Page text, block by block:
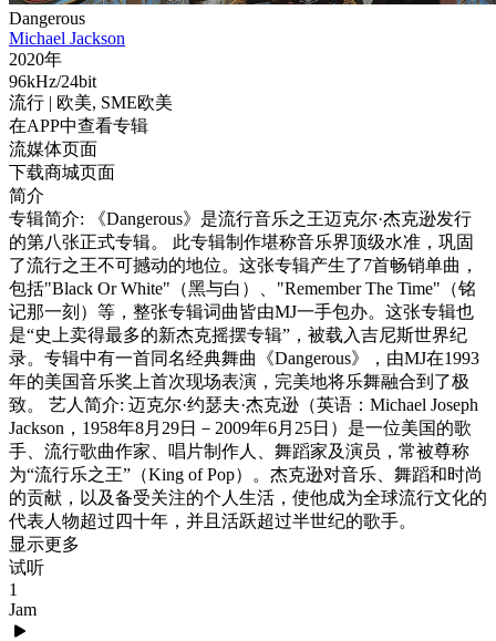
Dangerous
Michael Jackson
2020年
96kHz/24bit
流行 | 欧美, SME欧美
在APP中查看专辑
流媒体页面
下载商城页面
简介
专辑简介: 《Dangerous》是流行音乐之王迈克尔·杰克逊发行
的第八张正式专辑。 此专辑制作堪称音乐界顶级水准，巩固
了流行之王不可撼动的地位。这张专辑产生了7首畅销单曲，
包括"Black Or White"（黑与白）、"Remember The Time"（铭
记那一刻）等，整张专辑词曲皆由MJ一手包办。这张专辑也
是“史上卖得最多的新杰克摇摆专辑”，被载入吉尼斯世界纪
录。专辑中有一首同名经典舞曲《Dangerous》，由MJ在1993
年的美国音乐奖上首次现场表演，完美地将乐舞融合到了极
致。 艺人简介: 迈克尔·约瑟夫·杰克逊（英语：Michael Joseph
Jackson，1958年8月29日－2009年6月25日）是一位美国的歌
手、流行歌曲作家、唱片制作人、舞蹈家及演员，常被尊称
为“流行乐之王”（King of Pop）。杰克逊对音乐、舞蹈和时尚
的贡献，以及备受关注的个人生活，使他成为全球流行文化的
代表人物超过四十年，并且活跃超过半世纪的歌手。
显示更多
试听
1
Jam